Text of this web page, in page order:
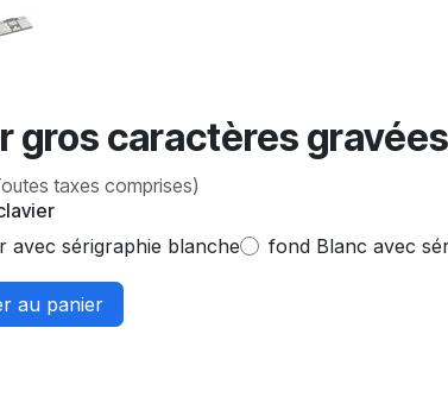
gros caractères gravées
taxes comprises)
avec sérigraphie blanche
fond Blanc avec
au panier